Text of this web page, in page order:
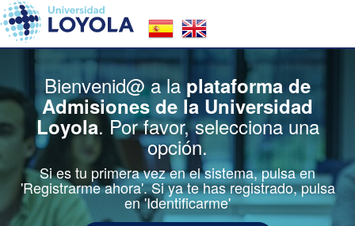
Bienvenid@ a laplataforma de
Admisiones de la Universidad
Loyola. Por favor, selecciona una
opción.
Si es tu primera vez en el sistema, pulsa en
'Registrarme ahora'. Si ya te has registrado, pulsa
en 'Identificarme'